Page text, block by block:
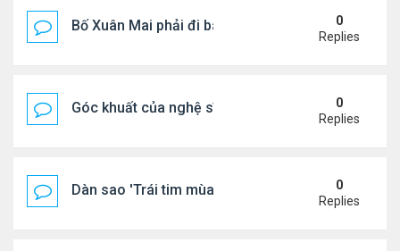
Bố Xuân Mai phải đi bán cơm ở Mỹ
0
Replies
Góc khuất của nghệ sĩ Hoài Tâm
0
Replies
Dàn sao 'Trái tim mùa thu' sau 26 năm
0
Replies